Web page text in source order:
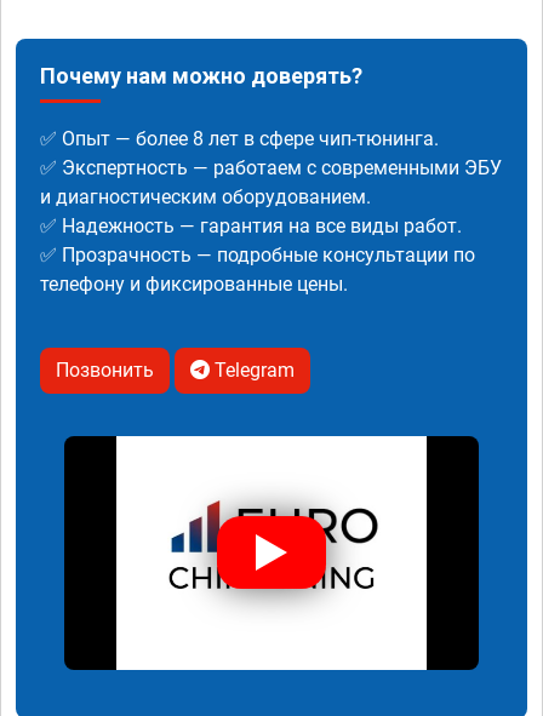
Почему нам можно доверять?
✅ Опыт — более 8 лет в сфере чип-тюнинга.
✅ Экспертность — работаем с современными ЭБУ
и диагностическим оборудованием.
✅ Надежность — гарантия на все виды работ.
✅ Прозрачность — подробные консультации по
телефону и фиксированные цены.
Позвонить Telegram